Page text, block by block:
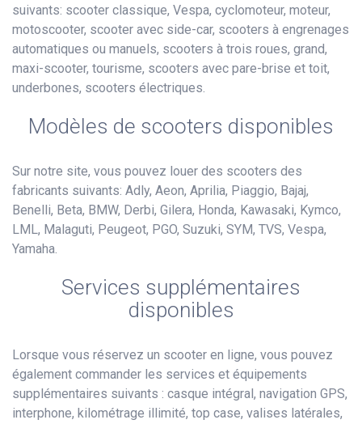
suivants: scooter classique, Vespa, cyclomoteur, moteur,
motoscooter, scooter avec side-car, scooters à engrenages
automatiques ou manuels, scooters à trois roues, grand,
maxi-scooter, tourisme, scooters avec pare-brise et toit,
underbones, scooters électriques.
Modèles de scooters disponibles
Sur notre site, vous pouvez louer des scooters des
fabricants suivants: Adly, Aeon, Aprilia, Piaggio, Bajaj,
Benelli, Beta, BMW, Derbi, Gilera, Honda, Kawasaki, Kymco,
LML, Malaguti, Peugeot, PGO, Suzuki, SYM, TVS, Vespa,
Yamaha.
Services supplémentaires
disponibles
Lorsque vous réservez un scooter en ligne, vous pouvez
également commander les services et équipements
supplémentaires suivants : casque intégral, navigation GPS,
interphone, kilométrage illimité, top case, valises latérales,